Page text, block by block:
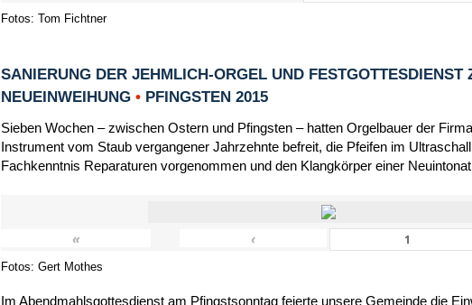
Fotos: Tom Fichtner
SANIERUNG DER JEHMLICH-ORGEL UND FESTGOTTESDIENST
NEUEINWEIHUNG • PFINGSTEN 2015
Sieben Wochen – zwischen Ostern und Pfingsten – hatten Orgelbauer der
Instrument vom Staub vergangener Jahrzehnte befreit, die Pfeifen im
Fachkenntnis Reparaturen vorgenommen und den Klangkörper einer
« ‹
Fotos: Gert Mothes
Im Abendmahlsgottesdienst am Pfingstsonntag feierte unsere Gemeinde die